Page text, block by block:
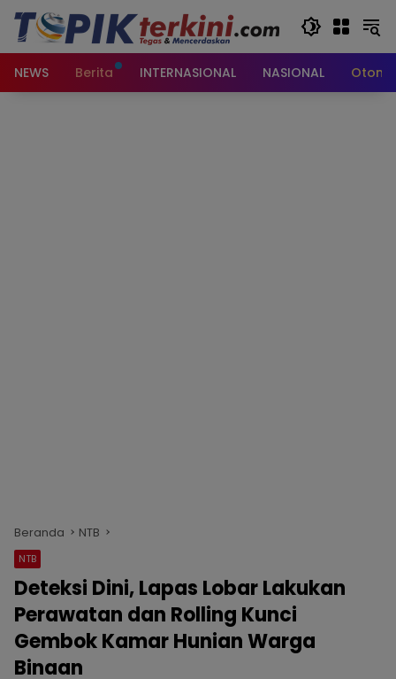
Langsung
konten
NEWS
Berita INTERNASIONAL NASIONAL
Beranda NTB
NTB
Deteksi Dini, Lapas Lobar Lakukan
Perawatan dan Rolling Kunci
Gembok Kamar Hunian Warga
Binaan